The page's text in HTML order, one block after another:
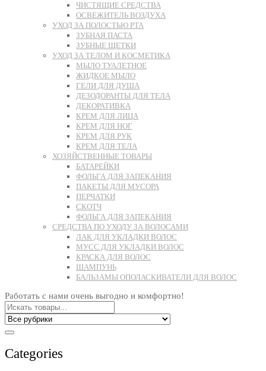
ЧИСТЯЩИЕ СРЕДСТВА
ОСВЕЖИТЕЛЬ ВОЗДУХА
УХОД ЗА ПОЛОСТЬЮ РТА
ЗУБНАЯ ПАСТА
ЗУБНЫЕ ЩЕТКИ
УХОД ЗА ТЕЛОМ И КОСМЕТИКА
МЫЛО ТУАЛЕТНОЕ
ЖИДКОЕ МЫЛО
ГЕЛИ ДЛЯ ДУША
ДЕЗОДОРАНТЫ ДЛЯ ТЕЛА
ДЕКОРАТИВКА
КРЕМ ДЛЯ ЛИЦА
КРЕМ ДЛЯ НОГ
КРЕМ ДЛЯ РУК
КРЕМ ДЛЯ ТЕЛА
ХОЗЯЙСТВЕННЫЕ ТОВАРЫ
БАТАРЕЙКИ
ФОЛЬГА ДЛЯ ЗАПЕКАНИЯ
ПАКЕТЫ ДЛЯ МУСОРА
ПЕРЧАТКИ
СКОТЧ
ФОЛЬГА ДЛЯ ЗАПЕКАНИЯ
СРЕДСТВА ПО УХОДУ ЗА ВОЛОСАМИ
ЛАК ДЛЯ УКЛАДКИ ВОЛОС
МУСС ДЛЯ УКЛАДКИ ВОЛОС
КРАСКА ДЛЯ ВОЛОС
ШАМПУНЬ
БАЛЬЗАМЫ ОПОЛАСКИВАТЕЛИ ДЛЯ ВОЛОС
Работать с нами очень выгодно и комфортно!
Categories